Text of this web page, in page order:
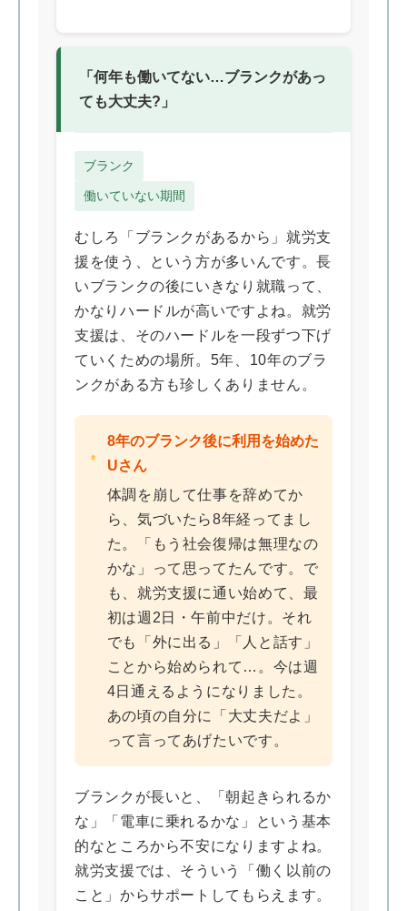
「何年も働いてない…ブランクがあっ
ても大丈夫?」
ブランク
働いていない期間
むしろ「ブランクがあるから」就労支
援を使う、という方が多いんです。長
いブランクの後にいきなり就職って、
かなりハードルが高いですよね。就労
支援は、そのハードルを一段ずつ下げ
ていくための場所。5年、10年のブラ
ンクがある方も珍しくありません。
8年のブランク後に利用を始めた
Uさん
体調を崩して仕事を辞めてか
ら、気づいたら8年経ってまし
た。「もう社会復帰は無理なの
かな」って思ってたんです。で
も、就労支援に通い始めて、最
初は週2日・午前中だけ。それ
でも「外に出る」「人と話す」
ことから始められて…。今は週
4日通えるようになりました。
あの頃の自分に「大丈夫だよ」
って言ってあげたいです。
ブランクが長いと、「朝起きられるか
な」「電車に乗れるかな」という基本
的なところから不安になりますよね。
就労支援では、そういう「働く以前の
こと」からサポートしてもらえます。